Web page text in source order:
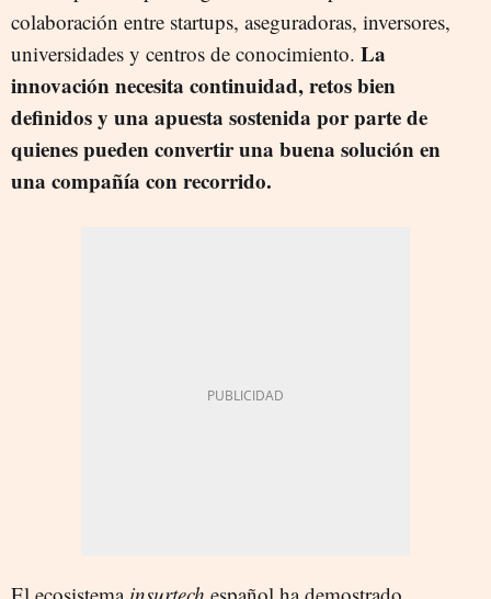
colaboración entre startups, aseguradoras, inversores,
universidades y centros de conocimiento. La
innovación necesita continuidad, retos bien
definidos y una apuesta sostenida por parte de
quienes pueden convertir una buena solución en
una compañía con recorrido.